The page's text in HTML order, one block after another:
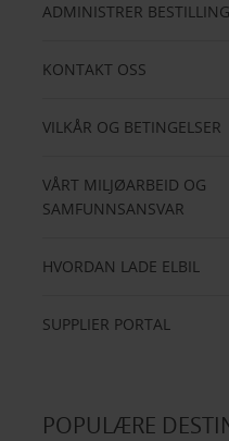
ADMINISTRER BESTILLING
KONTAKT OSS
VILKÅR OG BETINGELSER
VÅRT MILJØARBEID OG
SAMFUNNSANSVAR
HVORDAN LADE ELBIL
SUPPLIER PORTAL
POPULÆRE